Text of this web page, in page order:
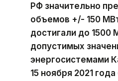
РФ значительно
объемов +/- 150
достигали до 1500
допустимых
энергосистемами
15 ноября 2021